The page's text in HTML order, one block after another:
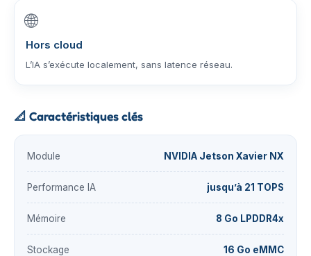
🌐
Hors cloud
L’IA s’exécute localement, sans latence réseau.
📐 Caractéristiques clés
Module NVIDIA Jetson Xavier NX
Performance IA jusqu’à 21 TOPS
Mémoire 8 Go LPDDR4x
Stockage 16 Go eMMC